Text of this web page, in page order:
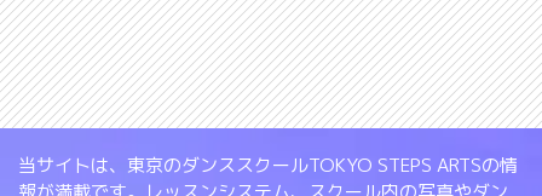
当サイトは、東京のダンススクールTOKYO STEPS ARTSの情